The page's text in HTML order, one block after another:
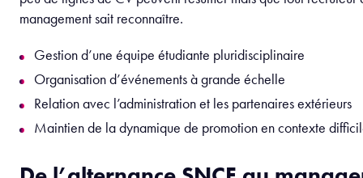
management sait reconnaître.
Gestion d’une équipe étudiante pluridisciplinaire
Organisation d’événements à grande échelle
Relation avec l’administration et les partenaires extérieurs
Maintien de la dynamique de promotion en contexte